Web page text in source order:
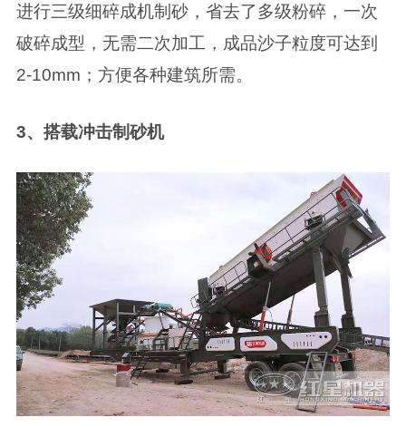
进行三级细碎成机制砂，省去了多级粉碎，一次
破碎成型，无需二次加工，成品沙子粒度可达到
2-10mm；方便各种建筑所需。
3、搭载冲击制砂机